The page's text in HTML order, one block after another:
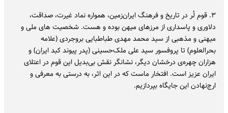
۳. قوم لُر در تاریخ و فرهنگ ایران‌زمین، همواره نماد غیرت، صداقت،
دلاوری و پاسداری از مرزهای میهن بوده و هست. شخصیت های ملی و
میهنی و مذهبی از سید محمد مهدی طباطبایی بروجردی (علامه
بحرالعلوم) تا پروفسور سید علی ملک‌حسینی (پدر پیوند کبد ایران) و
هزاران چهره‌ی درخشان دیگر، نشانگر نقش بی‌بدیل این قوم در اعتلای
ایران عزیز است. افتخار ماست که در این اثر، به درستی به معرفی و
ارج‌نهادن این جایگاه بپردازیم.